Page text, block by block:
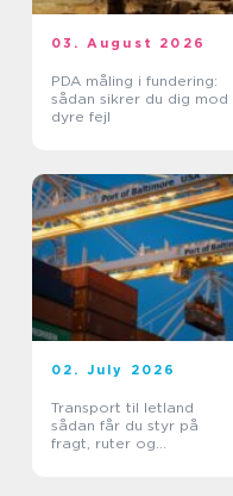
03. August 2026
PDA måling i fundering:
sådan sikrer du dig mod
dyre fejl
02. July 2026
Transport til letland
sådan får du styr på
fragt, ruter og